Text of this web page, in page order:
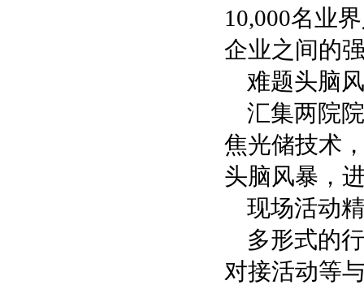
10,000名业
企业之间的
难题头脑
汇集两院
焦光储技术
头脑风暴，
现场活动
多形式的
对接活动等